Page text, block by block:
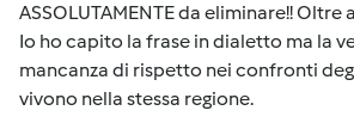
ASSOLUTAMENTE da eliminare!! Oltre
Io ho capito la frase in dialetto ma la
mancanza di rispetto nei confronti
vivono nella stessa regione.